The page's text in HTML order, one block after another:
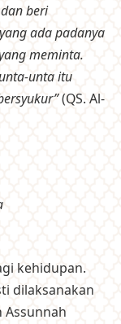
beri
ada padanya
meminta.
unta itu
(QS. Al-
kehidupan.
dilaksanakan